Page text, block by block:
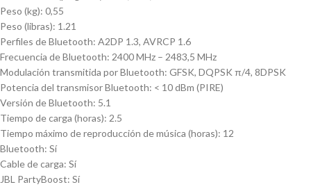
Peso (kg): 0,55
Peso (libras): 1.21
Perfiles de Bluetooth: A2DP 1.3, AVRCP 1.6
Frecuencia de Bluetooth: 2400 MHz – 2483,5 MHz
Modulación transmitida por Bluetooth: GFSK, DQPSK π/4, 8DPSK
Potencia del transmisor Bluetooth: < 10 dBm (PIRE)
Versión de Bluetooth: 5.1
Tiempo de carga (horas): 2.5
Tiempo máximo de reproducción de música (horas): 12
Bluetooth: Sí
Cable de carga: Sí
JBL PartyBoost: Sí